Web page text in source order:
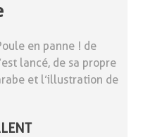
en panne ! de
lancé, de sa propre
et l’illustration de